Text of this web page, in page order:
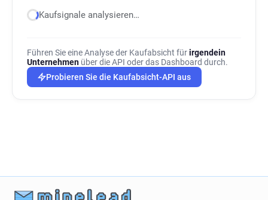
Kaufsignale analysieren…
Führen Sie eine Analyse der Kaufabsicht fürirgendein
Unternehmen über die API oder das Dashboard durch.
Probieren Sie die Kaufabsicht-API aus